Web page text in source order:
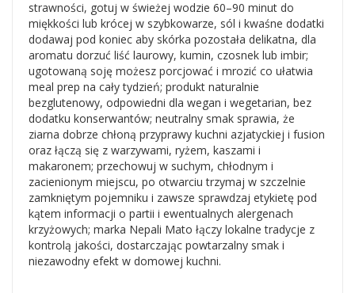
strawności, gotuj w świeżej wodzie 60–90 minut do
miękkości lub krócej w szybkowarze, sól i kwaśne dodatki
dodawaj pod koniec aby skórka pozostała delikatna, dla
aromatu dorzuć liść laurowy, kumin, czosnek lub imbir;
ugotowaną soję możesz porcjować i mrozić co ułatwia
meal prep na cały tydzień; produkt naturalnie
bezglutenowy, odpowiedni dla wegan i wegetarian, bez
dodatku konserwantów; neutralny smak sprawia, że
ziarna dobrze chłoną przyprawy kuchni azjatyckiej i fusion
oraz łączą się z warzywami, ryżem, kaszami i
makaronem; przechowuj w suchym, chłodnym i
zacienionym miejscu, po otwarciu trzymaj w szczelnie
zamkniętym pojemniku i zawsze sprawdzaj etykietę pod
kątem informacji o partii i ewentualnych alergenach
krzyżowych; marka Nepali Mato łączy lokalne tradycje z
kontrolą jakości, dostarczając powtarzalny smak i
niezawodny efekt w domowej kuchni.